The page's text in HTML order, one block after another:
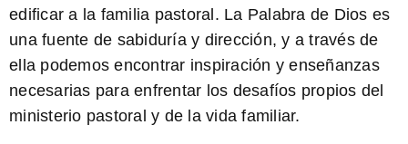
edificar a la familia pastoral. La Palabra de Dios es
una fuente de sabiduría y dirección, y a través de
ella podemos encontrar inspiración y enseñanzas
necesarias para enfrentar los desafíos propios del
ministerio pastoral y de la vida familiar.